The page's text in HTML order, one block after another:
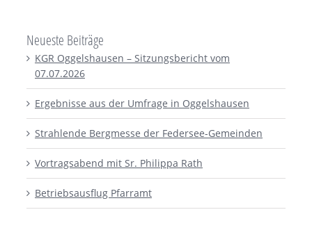
Neueste Beiträge
KGR Oggelshausen – Sitzungsbericht vom
07.07.2026
Ergebnisse aus der Umfrage in Oggelshausen
Strahlende Bergmesse der Federsee-Gemeinden
Vortragsabend mit Sr. Philippa Rath
Betriebsausflug Pfarramt